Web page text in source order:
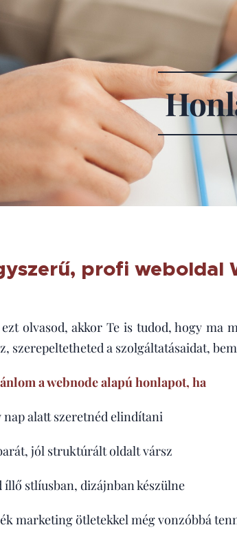
profi weboldal
olvasod, akkor Te is tudod, hogy ma
szerepeltetheted a szolgáltatásaidat,
a webnode alapú honlapot, ha
alatt szeretnéd elindítani
jól struktúrált oldalt vársz
íllő stlíusban, dizájnban készülne
marketing ötletekkel még vonzóbbá